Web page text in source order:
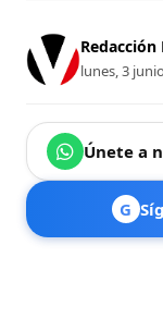
Redacción
lunes, 3
Únete a
G